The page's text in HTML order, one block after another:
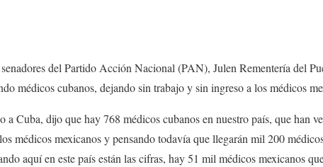
del Partido Acción Nacional (PAN), Julen Rementería del
médicos cubanos, dejando sin trabajo y sin ingreso a los médicos
a Cuba, dijo que hay 768 médicos cubanos en nuestro país, que han
médicos mexicanos y pensando todavía que llegarán mil 200
aquí en este país están las cifras, hay 51 mil médicos mexicanos